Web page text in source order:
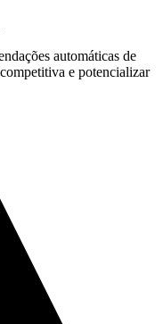
automáticas de
e potencializar